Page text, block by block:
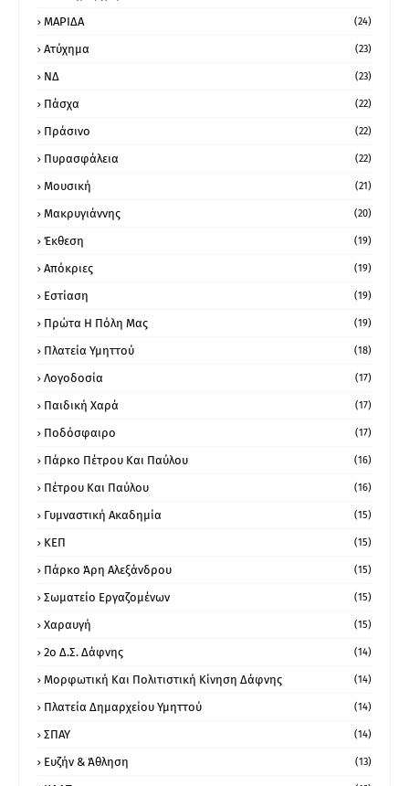
ΜΑΡΙΔΑ
(24)
Ατύχημα (23)
ΝΔ (23)
Πάσχα (22)
Πράσινο (22)
Πυρασφάλεια (22)
Μουσική (21)
Μακρυγιάννης (20)
Έκθεση (19)
Απόκριες (19)
Εστίαση (19)
Πρώτα Η Πόλη Μας (19)
Πλατεία Υμηττού (18)
Λογοδοσία (17)
Παιδική Χαρά (17)
Ποδόσφαιρο (17)
Πάρκο Πέτρου Και Παύλου (16)
Πέτρου Και Παύλου (16)
Γυμναστική Ακαδημία (15)
ΚΕΠ (15)
Πάρκο Άρη Αλεξάνδρου (15)
Σωματείο Εργαζομένων (15)
Χαραυγή (15)
2ο Δ.Σ. Δάφνης (14)
Μορφωτική Και Πολιτιστική Κίνηση Δάφνης (14)
Πλατεία Δημαρχείου Υμηττού (14)
ΣΠΑΥ (14)
Ευζήν & Άθληση (13)